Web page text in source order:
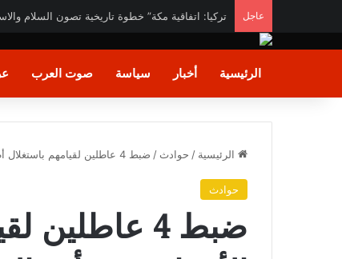
عاجل تركيا: اتفاقية مكة” خطوة تاريخية تصون السلام
الرئيسية أخبار سياسة صوت العرب
الرئيسية / حوادث / ضبط 4 عاطلين لقيامهم باستغلال أطفال الأحداث فى أعمال التسول
حوادث
ضبط 4